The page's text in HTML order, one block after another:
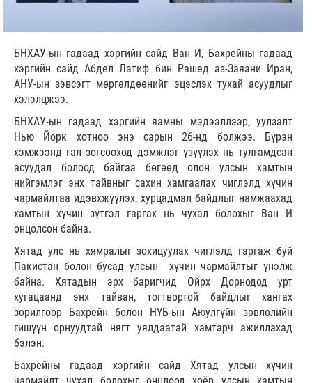
БНХАУ-ын гадаад хэргийн сайд Ван И, Бахрейны гадаад
хэргийн сайд Абдел Латиф бин Рашед аз-Заяани Иран,
АНУ-ын зэвсэгт мөргөлдөөнийг эцэслэх тухай асуудлыг
хэлэлцжээ.
БНХАУ-ын гадаад хэргийн яамны мэдээллээр, уулзалт
Нью Йорк хотноо энэ сарын 26-нд болжээ. Бүрэн
хэмжээнд гал зогсооход дэмжлэг үзүүлэх нь тулгамдсан
асуудал болоод байгаа бөгөөд олон улсын хамтын
нийгэмлэг энх тайвныг сахин хамгаалах чиглэлд хүчин
чармайлтаа идэвхжүүлэх, хурцадмал байдлыг намжаахад
хамтын хүчин зүтгэл гаргах нь чухал болохыг Ван И
онцолсон байна.
Хятад улс нь хямралыг зохицуулах чиглэлд гаргаж буй
Пакистан болон бусад улсын хүчин чармайлтыг үнэлж
байна. Хятадын эрх баригчид Ойрх Дорнодод урт
хугацаанд энх тайван, тогтвортой байдлыг хангах
зорилгоор Бахрейн болон НҮБ-ын Аюулгүйн зөвлөлийн
гишүүн орнуудтай нягт уялдаатай хамтарч ажиллахад
бэлэн.
Бахрейны гадаад хэргийн сайд Хятад улсын хүчин